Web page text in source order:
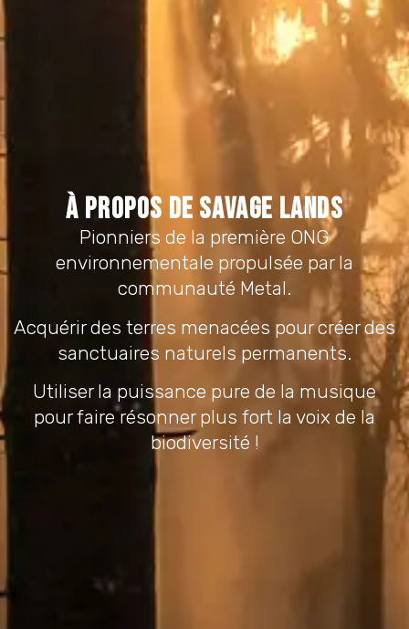
À propos de Savage Lands
Pionniers de la première ONG
environnementale propulsée par la
communauté Metal.
Acquérir des terres menacées pour créer des
sanctuaires naturels permanents.
Utiliser la puissance pure de la musique
pour faire résonner plus fort la voix de la
biodiversité !